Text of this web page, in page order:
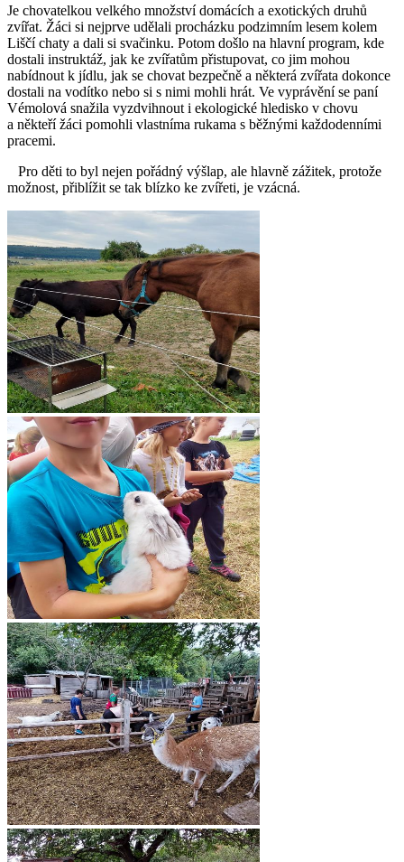
Je chovatelkou velkého množství domácích a exotických druhů
zvířat. Žáci si nejprve udělali procházku podzimním lesem kolem
Liščí chaty a dali si svačinku. Potom došlo na hlavní program, kde
dostali instruktáž, jak ke zvířatům přistupovat, co jim mohou
nabídnout k jídlu, jak se chovat bezpečně a některá zvířata dokonce
dostali na vodítko nebo si s nimi mohli hrát. Ve vyprávění se paní
Vémolová snažila vyzdvihnout i ekologické hledisko v chovu
a někteří žáci pomohli vlastníma rukama s běžnými každodenními
pracemi.
Pro děti to byl nejen pořádný výšlap, ale hlavně zážitek, protože
možnost, přiblížit se tak blízko ke zvířeti, je vzácná.